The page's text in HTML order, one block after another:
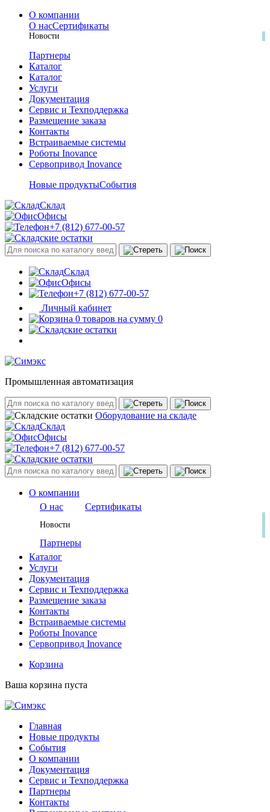
О компании
О насСертификаты
Новости
Партнеры
Каталог
Каталог
Услуги
Документация
Сервис и Техподдержка
Размещение заказа
Контакты
Встраиваемые системы
Роботы Inovance
Сервопривод Inovance
Новые продуктыСобытия
Склад
Офисы
+7 (812) 677-00-57
Склад
Офисы
+7 (812) 677-00-57
Личный кабинет
0 товаров на сумму 0
Промышленная автоматизация
Оборудование на складе
Склад
Офисы
+7 (812) 677-00-57
О компании
О нас
Сертификаты
Новости
Партнеры
Каталог
Услуги
Документация
Сервис и Техподдержка
Размещение заказа
Контакты
Встраиваемые системы
Роботы Inovance
Сервопривод Inovance
Корзина
Ваша корзина пуста
Главная
Новые продукты
События
О компании
Документация
Сервис и Техподдержка
Партнеры
Контакты